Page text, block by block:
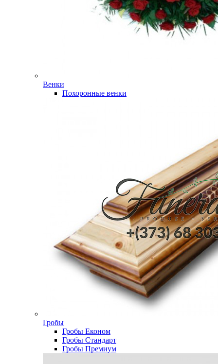
Венки
Похоронные венки
Гробы
Гробы Економ
Гробы Стандарт
Гробы Премиум